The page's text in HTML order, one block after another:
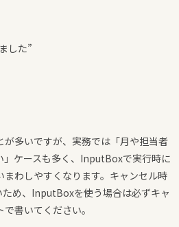
した”
が多いですが、実務では「月や担当者
」ケースも多く、InputBoxで実行時に
わしやすくなります。キャンセル時
め、InputBoxを使う場合は必ずキャ
書いてください。